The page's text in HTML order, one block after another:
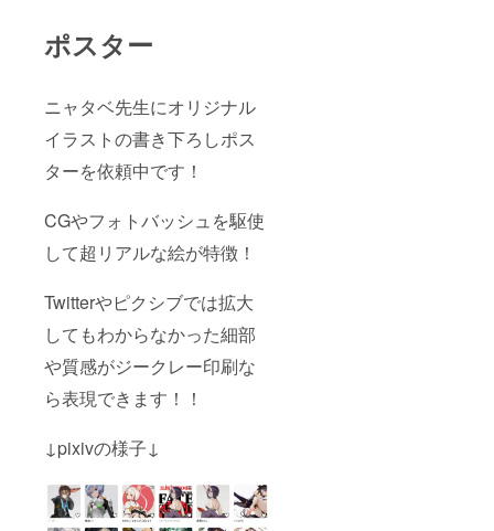
ポスター
ニャタベ先生にオリジナル
イラストの書き下ろしポス
ターを依頼中です！
CGやフォトバッシュを駆使
して超リアルな絵が特徴！
Twitterやピクシブでは拡大
してもわからなかった細部
や質感がジークレー印刷な
ら表現できます！！
↓pixivの様子↓